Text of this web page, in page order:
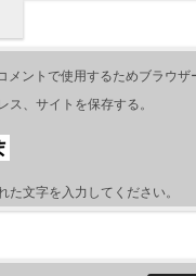
メントで使用するためブラウザ
ス、サイトを保存する。
た文字を入力してください。